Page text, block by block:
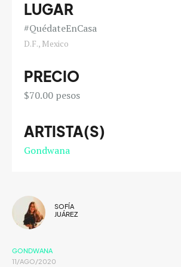
LUGAR
#QuédateEnCasa
D.F., Mexico
PRECIO
$70.00 pesos
ARTISTA(S)
Gondwana
SOFÍA
JUÁREZ
GONDWANA
11/AGO/2020